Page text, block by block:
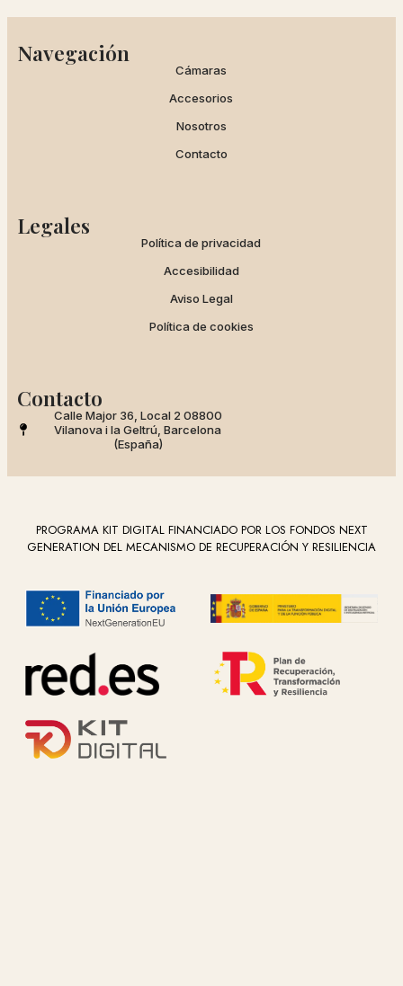
Navegación
Cámaras
Accesorios
Nosotros
Contacto
Legales
Política de privacidad
Accesibilidad
Aviso Legal
Política de cookies
Contacto
Calle Major 36, Local 2 08800
Vilanova i la Geltrú, Barcelona
(España)
PROGRAMA KIT DIGITAL FINANCIADO POR LOS FONDOS NEXT
GENERATION DEL MECANISMO DE RECUPERACIÓN Y RESILIENCIA